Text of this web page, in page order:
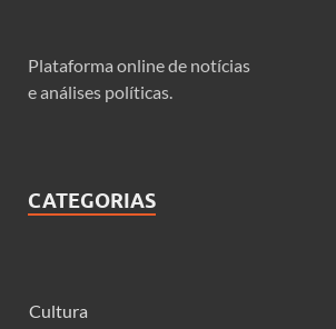
Plataforma online de notícias
e análises políticas.
CATEGORIAS
Cultura